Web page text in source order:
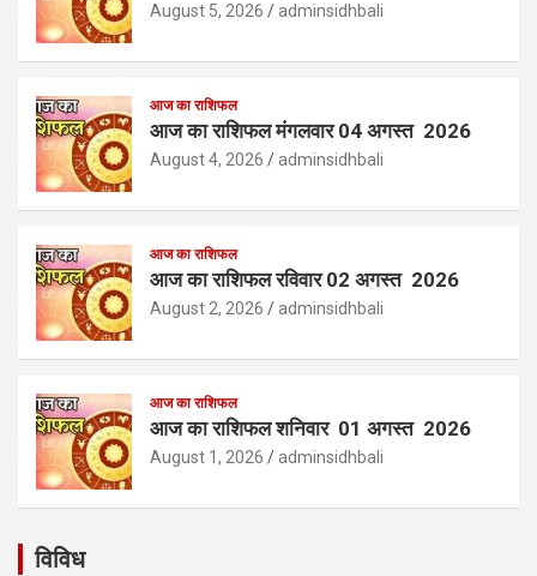
August 5, 2026 adminsidhbali
आज का राशिफल
आज का राशिफल मंगलवार 04 अगस्त 2026
August 4, 2026 adminsidhbali
आज का राशिफल
आज का राशिफल रविवार 02 अगस्त 2026
August 2, 2026 adminsidhbali
आज का राशिफल
आज का राशिफल शनिवार 01 अगस्त 2026
August 1, 2026 adminsidhbali
विविध